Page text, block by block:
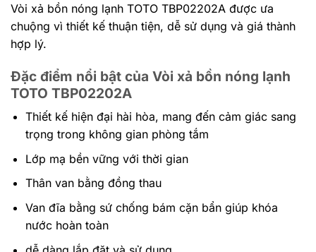
Vòi xả bồn nóng lạnh TOTO TBP02202A được ưa
chuộng vì thiết kế thuận tiện, dễ sử dụng và giá thành
hợp lý.
Đặc điểm nổi bật của Vòi xả bồn nóng lạnh
TOTO TBP02202A
Thiết kế hiện đại hài hòa, mang đến cảm giác sang
trọng trong không gian phòng tắm
Lớp mạ bền vững với thời gian
Thân van bằng đồng thau
Van đĩa bằng sứ chống bám cặn bẩn giúp khóa
nước hoàn toàn